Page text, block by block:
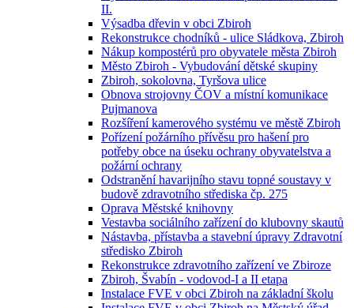
II.
Výsadba dřevin v obci Zbiroh
Rekonstrukce chodníků - ulice Sládkova, Zbiroh
Nákup kompostérů pro obyvatele města Zbiroh
Město Zbiroh - Vybudování dětské skupiny
Zbiroh, sokolovna, Tyršova ulice
Obnova strojovny ČOV a místní komunikace
Pujmanova
Rozšíření kamerového systému ve městě Zbiroh
Pořízení požárního přívěsu pro hašení pro
potřeby obce na úseku ochrany obyvatelstva a
požární ochrany
Odstranění havarijního stavu topné soustavy v
budově zdravotního střediska čp. 275
Oprava Městské knihovny
Vestavba sociálního zařízení do klubovny skautů
Nástavba, přístavba a stavební úpravy Zdravotní
středisko Zbiroh
Rekonstrukce zdravotního zařízení ve Zbiroze
Zbiroh, Švabín - vodovod-I a II etapa
Instalace FVE v obci Zbiroh na základní školu